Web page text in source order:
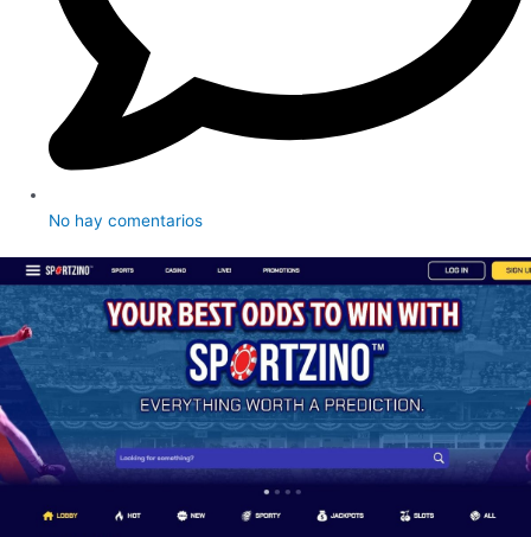
No hay comentarios